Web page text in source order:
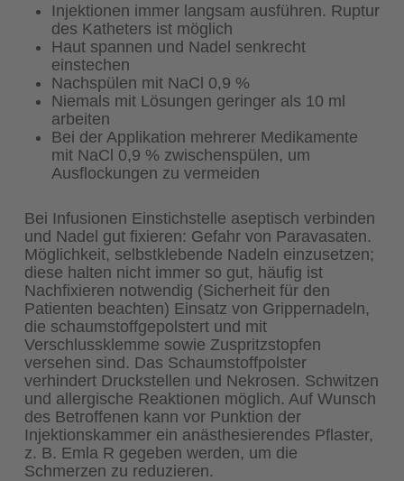
Injektionen immer langsam ausführen. Ruptur
des Katheters ist möglich
Haut spannen und Nadel senkrecht
einstechen
Nachspülen mit NaCl 0,9 %
Niemals mit Lösungen geringer als 10 ml
arbeiten
Bei der Applikation mehrerer Medikamente
mit NaCl 0,9 % zwischenspülen, um
Ausflockungen zu vermeiden
Bei Infusionen Einstichstelle aseptisch verbinden
und Nadel gut fixieren: Gefahr von Paravasaten.
Möglichkeit, selbstklebende Nadeln einzusetzen;
diese halten nicht immer so gut, häufig ist
Nachfixieren notwendig (Sicherheit für den
Patienten beachten) Einsatz von Grippernadeln,
die schaumstoffgepolstert und mit
Verschlussklemme sowie Zuspritzstopfen
versehen sind. Das Schaumstoffpolster
verhindert Druckstellen und Nekrosen. Schwitzen
und allergische Reaktionen möglich. Auf Wunsch
des Betroffenen kann vor Punktion der
Injektionskammer ein anästhesierendes Pflaster,
z. B. Emla R gegeben werden, um die
Schmerzen zu reduzieren.